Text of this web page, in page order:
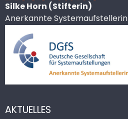
Silke Horn (Stifterin)
Anerkannte Systemaufstellerin
AKTUELLES